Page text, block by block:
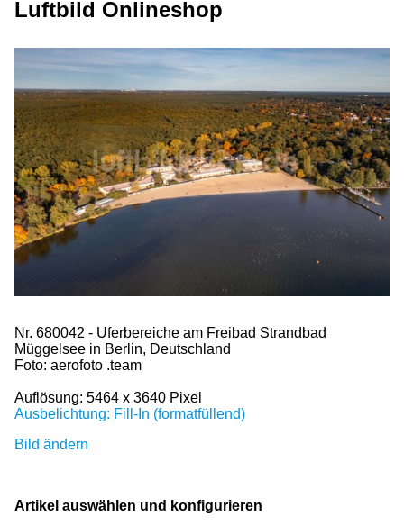
Luftbild Onlineshop
Nr. 680042 - Uferbereiche am Freibad Strandbad
Müggelsee in Berlin, Deutschland
Foto: aerofoto .team
Auflösung: 5464 x 3640 Pixel
Ausbelichtung: Fill-In (formatfüllend)
Bild ändern
Artikel auswählen und konfigurieren